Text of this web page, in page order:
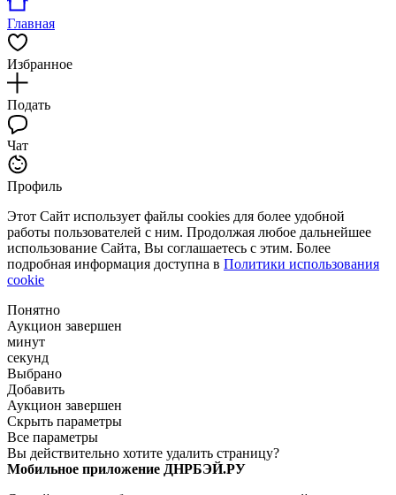
Главная
Избранное
Подать
Чат
Профиль
Этот Сайт использует файлы cookies для более удобной
работы пользователей с ним. Продолжая любое дальнейшее
использование Сайта, Вы соглашаетесь с этим. Более
подробная информация доступна в Политики использования
cookie
Понятно
Аукцион завершен
минут
секунд
Выбрано
Добавить
Аукцион завершен
Скрыть параметры
Все параметры
Вы действительно хотите удалить страницу?
Мобильное приложение ДНРБЭЙ.РУ